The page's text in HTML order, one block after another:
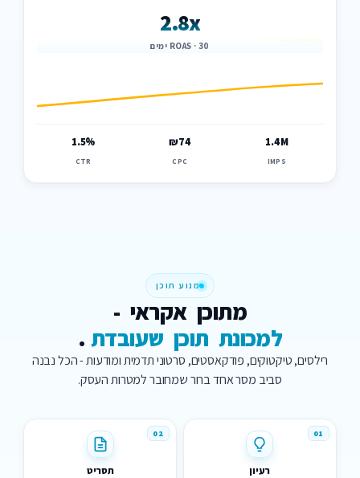
2.8x
ROAS · 30 ימים
1.4M
IMPS
₪74
CPC
1.5%
CTR
מנוע תוכן
מתוכן אקראי -
למכונת תוכן שעובדת .
רילסים, טיקטוקים, פודקאסטים, סרטוני תדמית ומודעות - הכל נבנה
סביב מסר אחד ברור שמחובר למטרות העסק.
01
רעיון
02
תסריט